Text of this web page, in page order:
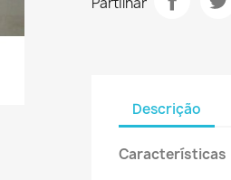
Descrição
Características